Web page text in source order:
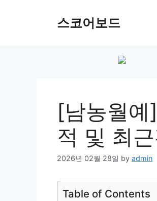
스코어보드
[남농월
적 및 최
2026년 02월 28일 by admin
Table of Contents